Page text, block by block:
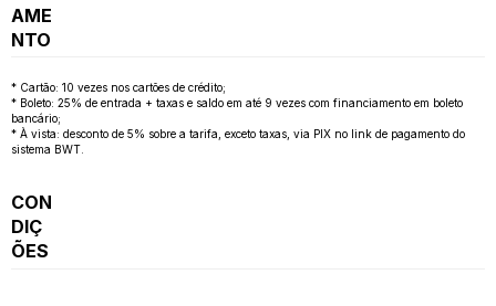
AME
NTO
* Cartão: 10 vezes nos cartões de crédito;
* Boleto: 25% de entrada + taxas e saldo em até 9 vezes com financiamento em boleto
bancário;
* À vista: desconto de 5% sobre a tarifa, exceto taxas, via PIX no link de pagamento do
sistema BWT.
CON
DIÇ
ÕES